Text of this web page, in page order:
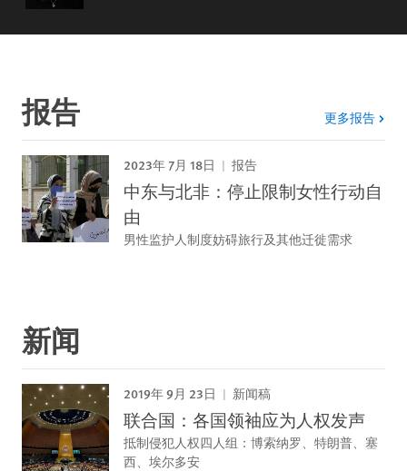
报告 更多报告
2023年 7月 18日 报告
中东与北非：停止限制女性行动自
由
男性监护人制度妨碍旅行及其他迁徙需求
新闻
2019年 9月 23日 新闻稿
联合国：各国领袖应为人权发声
抵制侵犯人权四人组：博索纳罗、特朗普、塞
西、埃尔多安